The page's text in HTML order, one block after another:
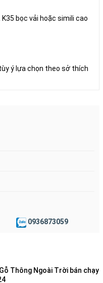
bọc vải hoặc simili cao
ý lựa chọn theo sở thích
0936873059
Thông Ngoài Trời bán chạy